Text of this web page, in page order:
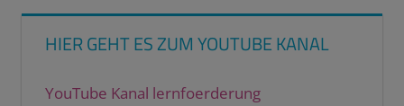
HIER GEHT ES ZUM YOUTUBE KANAL
YouTube Kanal lernfoerderung